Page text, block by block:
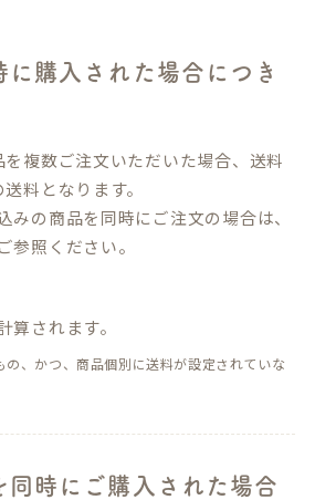
に購入された場合につき
複数ご注文いただいた場合、送料
料となります。
みの商品を同時にご注文の場合は、
参照ください。
算されます。
の、かつ、商品個別に送料が設定されていな
同時にご購入された場合